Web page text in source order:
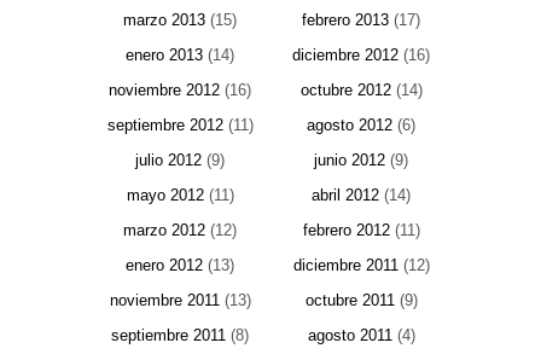
marzo 2013 (15) febrero 2013 (17)
enero 2013 (14) diciembre 2012 (16)
noviembre 2012 (16) octubre 2012(14)
septiembre 2012(11) agosto 2012 (6)
julio 2012 (9) junio 2012 (9)
mayo 2012(11) abril 2012 (14)
marzo 2012 (12) febrero 2012(11)
enero 2012 (13) diciembre 2011(12)
noviembre 2011(13) octubre 2011(9)
septiembre 2011 (8) agosto 2011(4)